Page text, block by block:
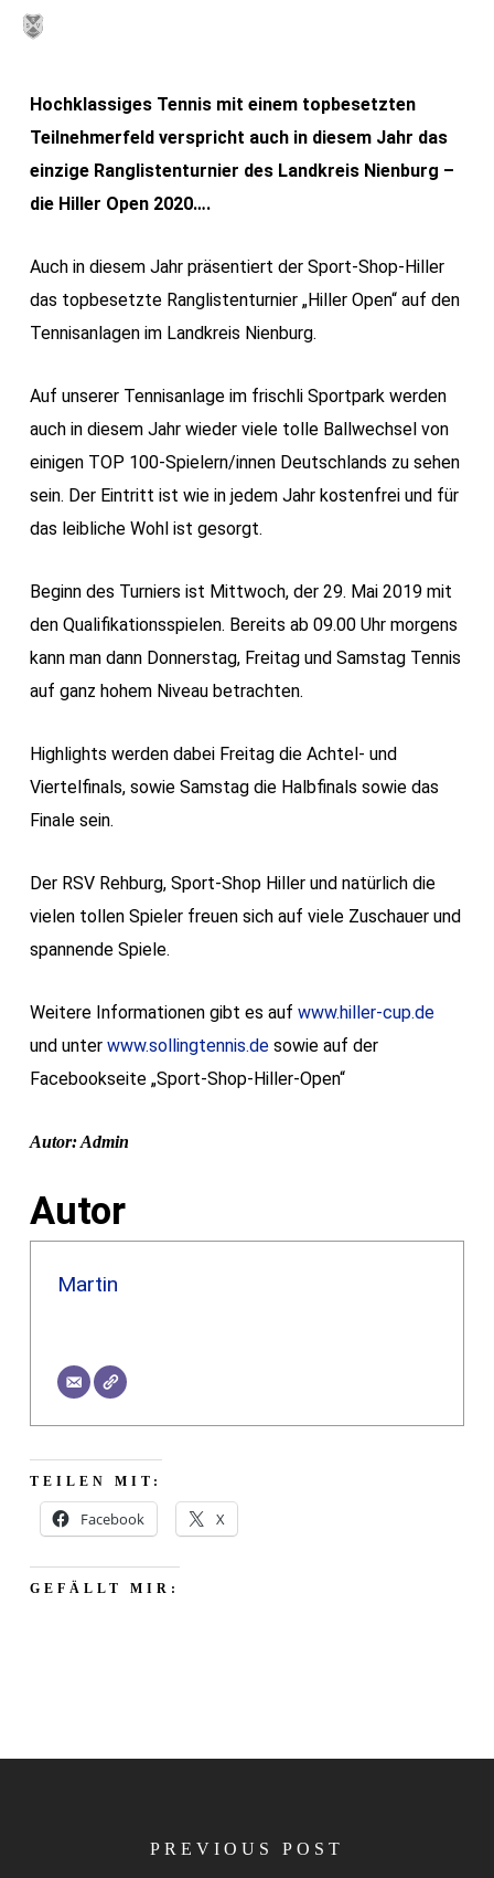
Skip
contentHochklassiges Tennis mit einem topbesetzten
Teilnehmerfeld verspricht auch in diesem Jahr das
einzige Ranglistenturnier des Landkreis Nienburg –
die Hiller Open 2020….
Auch in diesem Jahr präsentiert der Sport-Shop-Hiller
das topbesetzte Ranglistenturnier „Hiller Open“ auf den
Tennisanlagen im Landkreis Nienburg.
Auf unserer Tennisanlage im frischli Sportpark werden
auch in diesem Jahr wieder viele tolle Ballwechsel von
einigen TOP 100-Spielern/innen Deutschlands zu sehen
sein. Der Eintritt ist wie in jedem Jahr kostenfrei und für
das leibliche Wohl ist gesorgt.
Beginn des Turniers ist Mittwoch, der 29. Mai 2019 mit
den Qualifikationsspielen. Bereits ab 09.00 Uhr morgens
kann man dann Donnerstag, Freitag und Samstag Tennis
auf ganz hohem Niveau betrachten.
Highlights werden dabei Freitag die Achtel- und
Viertelfinals, sowie Samstag die Halbfinals sowie das
Finale sein.
Der RSV Rehburg, Sport-Shop Hiller und natürlich die
vielen tollen Spieler freuen sich auf viele Zuschauer und
spannende Spiele.
Weitere Informationen gibt es auf www.hiller-cup.de
und unter www.sollingtennis.desowie auf der
Facebookseite „Sport-Shop-Hiller-Open“
Autor: Admin
Autor
Martin
TEILEN MIT:
Facebook X
GEFÄLLT MIR:
PREVIOUS POST